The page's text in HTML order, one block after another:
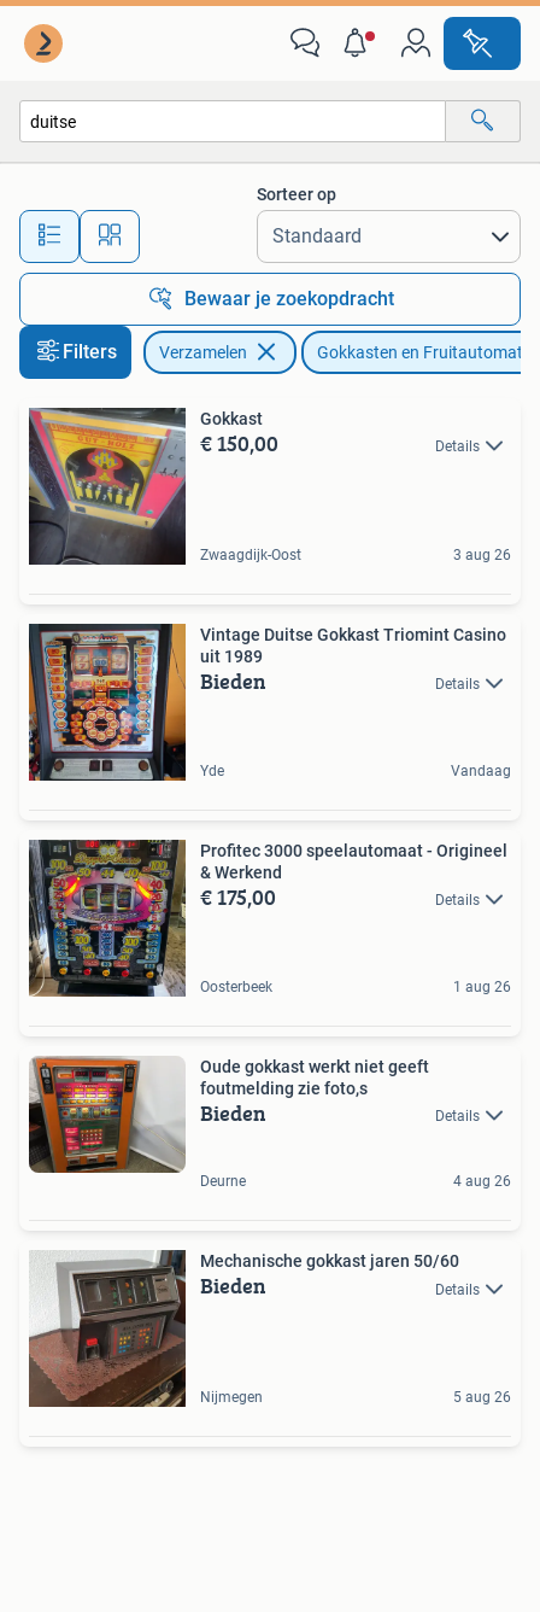
Alle afstanden…
Sorteer op
Bewaar je zoekopdracht
Filters Verzamelen Gokkasten en Fruitautomaten
Gokkast
€ 150,00 Details
Zwaagdijk-Oost 3 aug 26
Vintage Duitse Gokkast Triomint Casino
uit 1989
Bieden Details
Yde Vandaag
Profitec 3000 speelautomaat - Origineel
& Werkend
€ 175,00 Details
Oosterbeek 1 aug 26
Oude gokkast werkt niet geeft
foutmelding zie foto,s
Bieden Details
Deurne 4 aug 26
Mechanische gokkast jaren 50/60
Bieden Details
Nijmegen 5 aug 26